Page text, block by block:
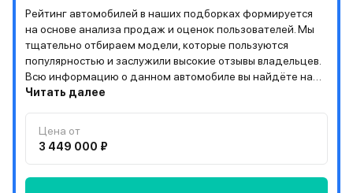
Рейтинг автомобилей в наших подборках формируется
на основе анализа продаж и оценок пользователей. Мы
тщательно отбираем модели, которые пользуются
популярностью и заслужили высокие отзывы владельцев.
Всю информацию о данном автомобиле вы найдёте на
странице “О модели”
Читать далее
Цена от
3 449 000 ₽